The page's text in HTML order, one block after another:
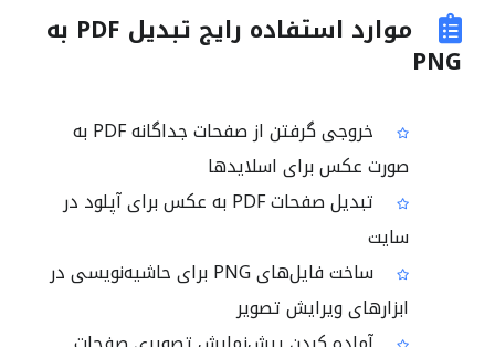
موارد استفاده رایج تبدیل PDF به
PNG
خروجی گرفتن از صفحات جداگانه PDF به
صورت عکس برای اسلایدها
تبدیل صفحات PDF به عکس برای آپلود در
سایت
ساخت فایل‌های PNG برای حاشیه‌نویسی در
ابزارهای ویرایش تصویر